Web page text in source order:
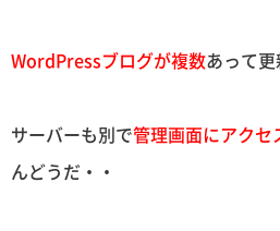
WordPressブログが複数あって更
サーバーも別で管理画面にアクセ
んどうだ・・